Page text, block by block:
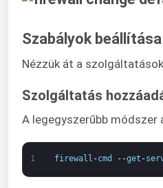
Szabályok
Nézzük át a
Szolgáltatás
A legegyszerűbb
1 firewall -cmd --get -